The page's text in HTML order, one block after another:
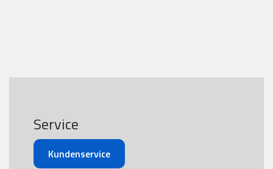
Service
Kundenservice